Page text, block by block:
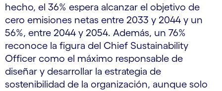
hecho, el 36% espera alcanzar el objetivo de
cero emisiones netas entre 2033 y 2044 y un
56%, entre 2044 y 2054. Además, un 76%
reconoce la figura del Chief Sustainability
Officer como el máximo responsable de
diseñar y desarrollar la estrategia de
sostenibilidad de la organización, aunque solo